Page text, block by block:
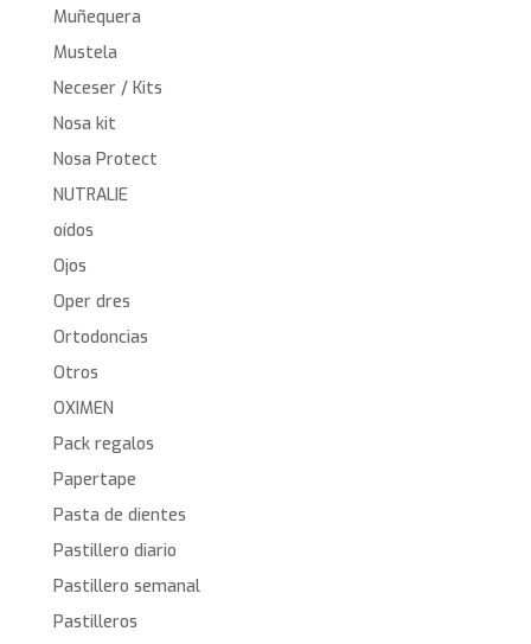
Muñequera
Mustela
Neceser / Kits
Nosa kit
Nosa Protect
NUTRALIE
oídos
Ojos
Oper dres
Ortodoncias
Otros
OXIMEN
Pack regalos
Papertape
Pasta de dientes
Pastillero diario
Pastillero semanal
Pastilleros